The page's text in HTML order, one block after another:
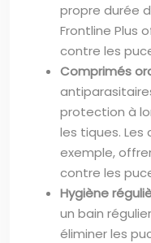
propre durée
Frontline Plus
contre les
Comprimés
protection à
les tiques.
exemple,
contre les
Hygiène
un bain
éliminer les